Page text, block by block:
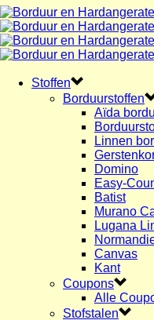
Stoffen
Borduurstoffen
Aïda
Linnen
Domino
Easy-
Batist
Murano
Lugana
Canvas
Kant
Coupons
Alle
Stofstalen